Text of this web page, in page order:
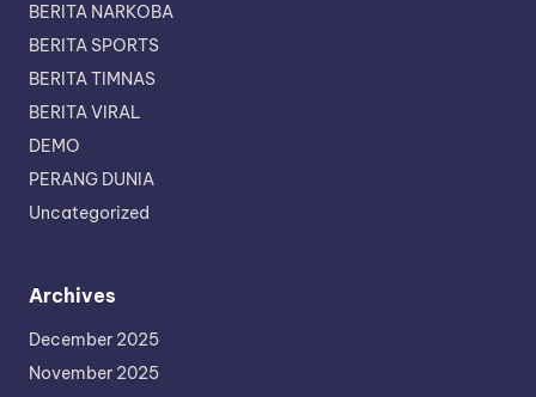
BERITA NARKOBA
BERITA SPORTS
BERITA TIMNAS
BERITA VIRAL
DEMO
PERANG DUNIA
Uncategorized
Archives
December 2025
November 2025